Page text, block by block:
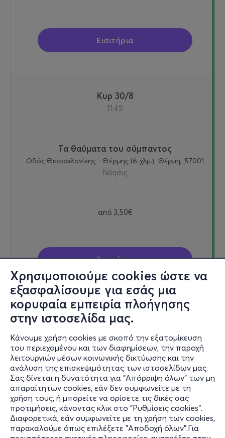
Χρησιμοποιούμε cookies ώστε να
εξασφαλίσουμε για εσάς μια
κορυφαία εμπειρία πλοήγησης
στην ιστοσελίδα μας.
Κάνουμε χρήση cookies με σκοπό την εξατομίκευση
του περιεχομένου και των διαφημίσεων, την παροχή
λειτουργιών μέσων κοινωνικής δικτύωσης και την
ανάλυση της επισκεψιμότητας των ιστοσελίδων μας.
Σας δίνεται η δυνατότητα για "Απόρριψη όλων" των μη
απαραίτητων cookies, εάν δεν συμφωνείτε με τη
χρήση τους, ή μπορείτε να ορίσετε τις δικές σας
προτιμήσεις, κάνοντας κλικ στο "Ρυθμίσεις cookies".
Διαφορετικά, εάν συμφωνείτε με τη χρήση των cookies,
παρακαλούμε όπως επιλέξετε "Αποδοχή όλων".Για
Εισιτήρια
Κυρ 30/8
11:45
Τα θαύματα του σύμπαντος
Οδός Θεσσαλονίκης - Θέρμης (6 χλμ.), Θέρμη, 57001
Νόησις
από 3,50€
Εισιτήρια
Σαβ 5/9
11:45
Τα θαύματα του σύμπαντος
Οδός Θεσσαλονίκης - Θέρμης (6 χλμ.), Θέρμη, 57001
Νόησις
από3,50€